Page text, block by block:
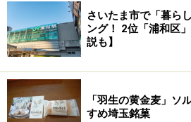
独創的な製法で作られる
味や賞味期限。常温での
「彩果の宝石」には、日本ばかり
異なる気候や土壌で育った果物
す。豊かな旨味が凝縮した果汁
厳選しているので、ゼリーに形を
さいたま市で「暮ら
ング！ 2位「浦和区
説も】
「羽生の黄金麦」ソ
すめ埼玉銘菓